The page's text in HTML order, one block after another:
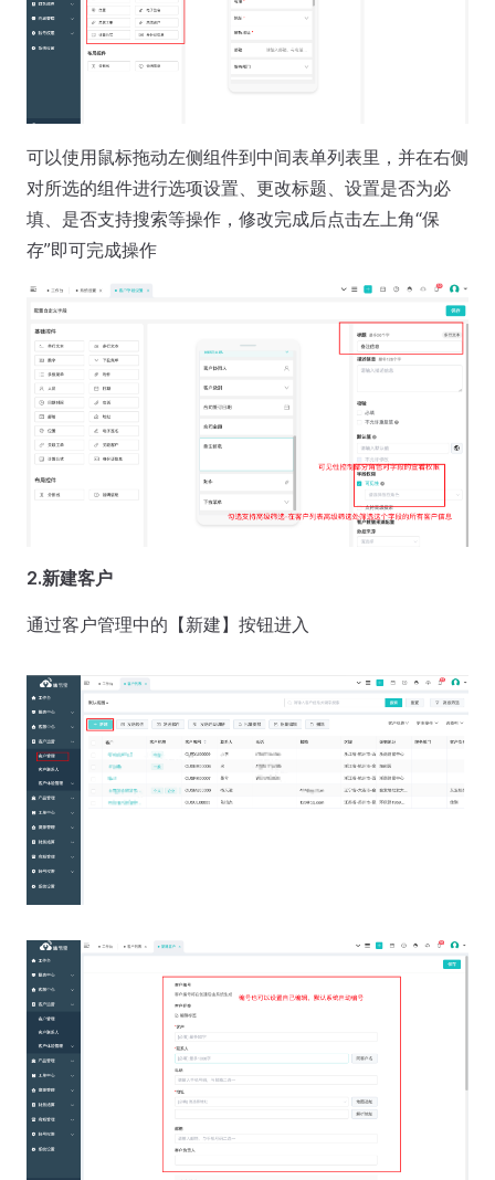
可以使用鼠标拖动左侧组件到中间表单列表里，并在右侧
对所选的组件进行选项设置、更改标题、设置是否为必
填、是否支持搜索等操作，修改完成后点击左上角“保
存”即可完成操作
2.新建客户
通过客户管理中的【新建】按钮进入